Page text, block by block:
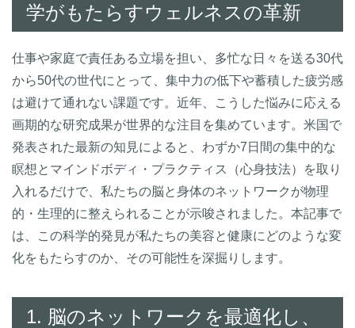
学がもたらすウェルネスの革新
仕事や家庭で責任ある立場を担い、多忙な日々を送る30代
から50代の世代にとって、集中力の低下や蓄積した疲労感
は避けて通れない課題です。近年、こうした悩みに応える
画期的な研究成果が世界的な注目を集めています。米国で
発表された最新の知見によると、わずか7日間の集中的な
瞑想とマインドボディ・プラクティス（心身技法）を取り
入れるだけで、私たちの脳と身体のネットワークが物理
的・生理的に整えられることが示唆されました。本記事で
は、この科学的発見が私たちの美容と健康にどのような変
化をもたらすのか、その可能性を深掘りします。
1. 脳のネットワークを最適化し、